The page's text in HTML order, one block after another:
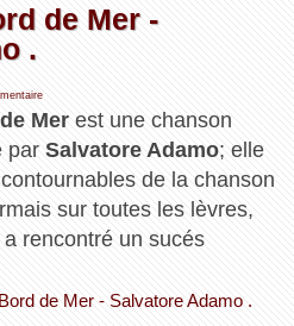
de Mer -
.
Mer est une chanson
parSalvatore Adamo; elle
de la chanson
sur toutes les lèvres,
rencontré un sucés
de Mer - Salvatore Adamo .